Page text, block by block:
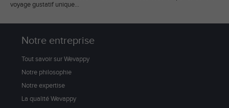
voyage gustatif unique…
Notre entreprise
Tout savoir sur Wevappy
Notre philosophie
Notre expertise
La qualité Wevappy